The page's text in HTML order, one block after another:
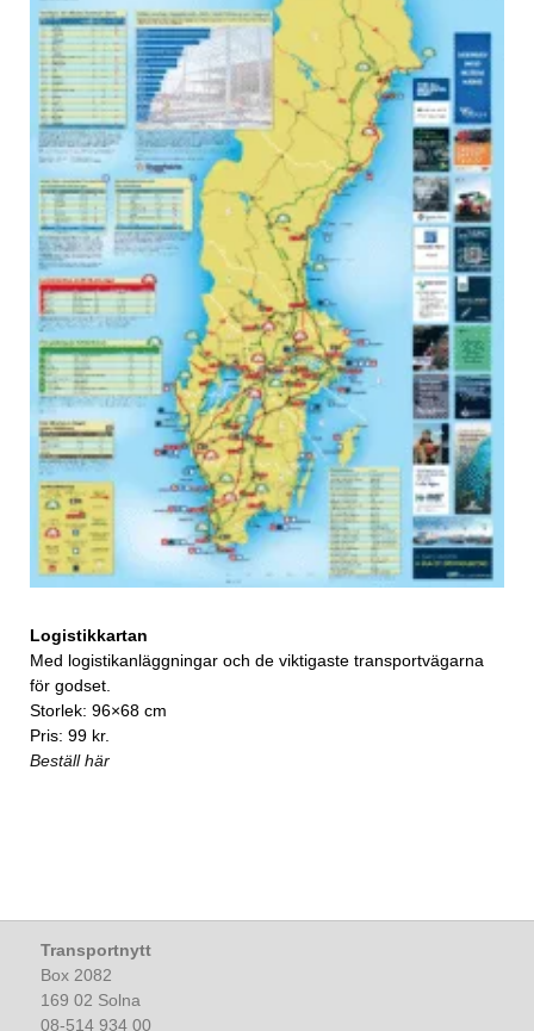
Logistikkartan
Med logistikanläggningar och de viktigaste transportvägarna
för godset.
Storlek: 96×68 cm
Pris: 99 kr.
Beställ här
Transportnytt
Box 2082
169 02 Solna
08-514 934 00